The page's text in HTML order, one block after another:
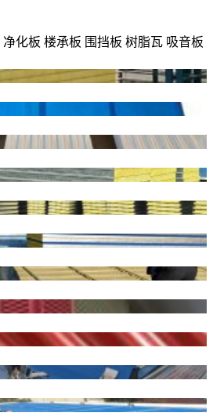
净化板 楼承板 围挡板 树脂瓦 吸音板